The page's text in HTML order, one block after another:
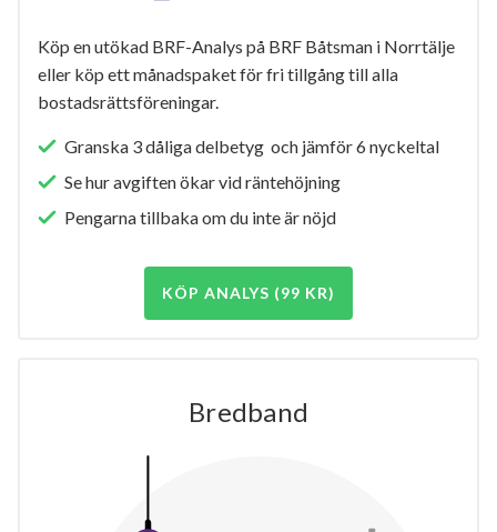
Köp en utökad BRF-Analys på BRF Båtsman i Norrtälje
eller köp ett månadspaket för fri tillgång till alla
bostadsrättsföreningar.
Granska 3 dåliga delbetyg och jämför 6 nyckeltal
Se hur avgiften ökar vid räntehöjning
Pengarna tillbaka om du inte är nöjd
KÖP ANALYS (99 KR)
Bredband